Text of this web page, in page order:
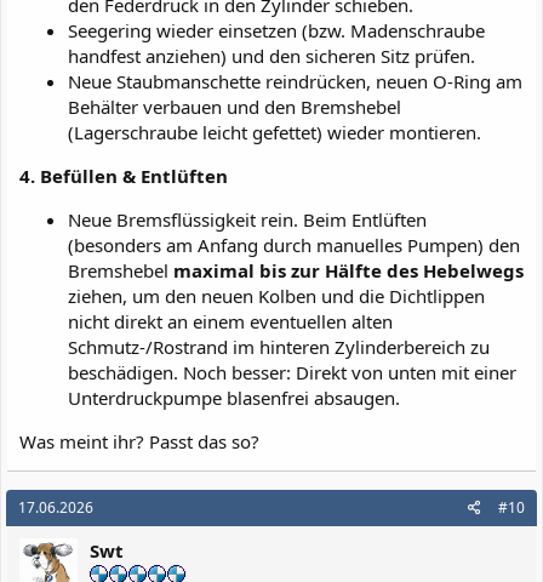
Seegering wieder einsetzen (bzw. Madenschraube
handfest anziehen) und den sicheren Sitz prüfen.
Neue Staubmanschette reindrücken, neuen O-Ring am
Behälter verbauen und den Bremshebel
(Lagerschraube leicht gefettet) wieder montieren.
4. Befüllen & Entlüften
Neue Bremsflüssigkeit rein. Beim Entlüften
(besonders am Anfang durch manuelles Pumpen) den
Bremshebel maximal bis zur Hälfte des Hebelwegs
ziehen, um den neuen Kolben und die Dichtlippen
nicht direkt an einem eventuellen alten
Schmutz-/Rostrand im hinteren Zylinderbereich zu
beschädigen. Noch besser: Direkt von unten mit einer
Unterdruckpumpe blasenfrei absaugen.
Was meint ihr? Passt das so?
17.06.2026 #10
Swt